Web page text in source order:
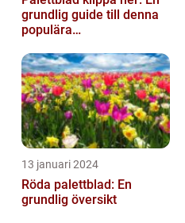
grundlig guide till denna
populära
13 januari 2024
Röda palettblad: En
grundlig översikt